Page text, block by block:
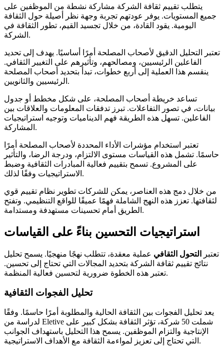
يتطلب تقييم ثقافة الشركة مشاركة نشطة من الموظفين على
جميع المستويات. يوفر عودتهم تجربة وجهة نظر أصيلة حول الثقافة
اليومية. يقود القادة، من خلال تجسيد القيم، تطور الثقافة في
الشركة.
تعتبر التحليل الدقيق لأصحاب المصلحة أمرًا أساسيًا. يهدف إلى تحديد
الفاعلين الرئيسيين، ومصالحهم، وتأثيرهم على التغيير الثقافي.
ينقسم هذا العملية إلى أربع خطوات، تبدأ بتحديد أصحاب المصلحة
الرئيسيين والثانويين.
تساعد خريطة أصحاب المصلحة، على شكل مخطط أو جدول
بيانات، في تصور التفاعلات. تبرز تدفقات المعلومات والعلاقات بين
الفاعلين. تسهل هذه الطريقة فهم الديناميات وتوجيه استراتيجيات
المشاركة.
تعتبر استخدام مؤشرات الأداء المحددة لأصحاب المصلحة أمرًا
حاسمًا. تشمل هذه القياسات مستوى الالتزام، ودرجة الرضا، والتأثير
على المشروع. تسمح بتقييم فعالية المبادرات الثقافية وضبط
الاستراتيجيات وفقًا لذلك.
من خلال دمج هذه العناصر، يمكن للشركات تطوير نظام تقييم قوي
لثقافتها. تعزز هذه النهج الشاملة فهمًا عميقًا للواقع التنظيمي. وتفتح
الطريق أمام تحسينات مستهدفة ومستدامة.
استراتيجيات التحسين بناءً على القياسات
تعتبر التحول الثقافي عملية معقدة، تتطلب نهجًا منهجيًا. يسمح تحليل
نتائج تقييم ثقافة الشركة بتحديد المجالات التي تحتاج إلى تحسين.
تعتبر هذه الخطوة ضرورية لتحسين فعالية المنظمة.
تحليل الفجوات الثقافية
يعد تحليل الفجوات بين الثقافة الحالية والمطلوبة أمرًا حاسمًا. وفقًا
لدراسة من Eletive شملت 50 شركة، تؤثر الثقافة بشكل كبير على
الإنتاجية والتزام الموظفين. يسمح هذا التحليل باستهداف الجوانب
التي تحتاج إلى تعزيز لمواءمة الثقافة مع الأهداف الاستراتيجية.